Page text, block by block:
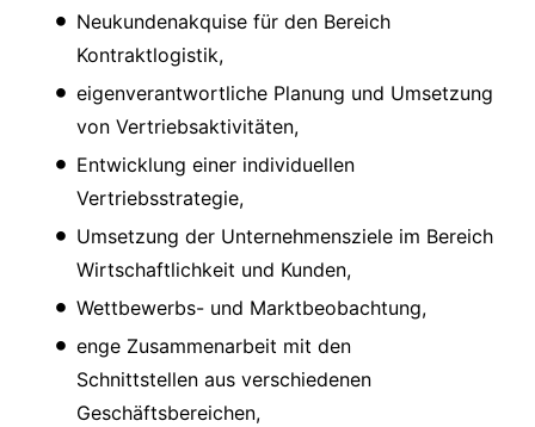
Neukundenakquise für den Bereich
Kontraktlogistik,
eigenverantwortliche Planung und Umsetzung
von Vertriebsaktivitäten,
Entwicklung einer individuellen
Vertriebsstrategie,
Umsetzung der Unternehmensziele im Bereich
Wirtschaftlichkeit und Kunden,
Wettbewerbs- und Marktbeobachtung,
enge Zusammenarbeit mit den
Schnittstellen aus verschiedenen
Geschäftsbereichen,